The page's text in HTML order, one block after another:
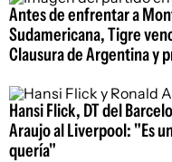
Antes de enfrentar a
Sudamericana, Tigre
Clausura de Argentina y
Hansi Flick, DT del
Araujo al Liverpool: "Es
quería"